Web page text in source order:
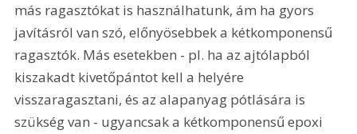
más ragasztókat is használhatunk, ám ha gyors
javításról van szó, előnyösebbek a kétkomponensű
ragasztók. Más esetekben - pl. ha az ajtólapból
kiszakadt kivetőpántot kell a helyére
visszaragasztani, és az alapanyag pótlására is
szükség van - ugyancsak a kétkomponensű epoxi